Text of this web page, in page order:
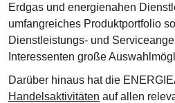
Erdgas und energienahen
umfangreiches Produktportfolio
Dienstleistungs- und
Interessenten große
Darüber hinaus hat die
Handelsaktivitäten auf allen